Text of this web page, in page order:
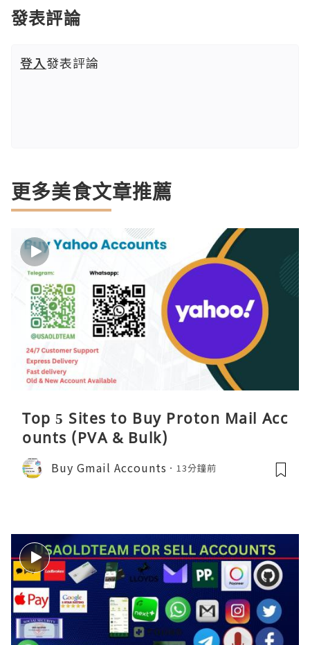
發表評論
登入發表評論
更多美食文章推薦
Top 5 Sites to Buy Proton Mail Acc
ounts (PVA & Bulk)
Buy Gmail Accounts 13分鐘前